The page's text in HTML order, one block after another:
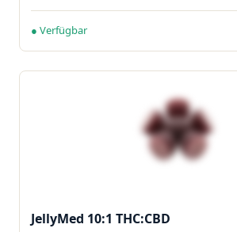
● Verfügbar
JellyMed 10:1 THC:CBD